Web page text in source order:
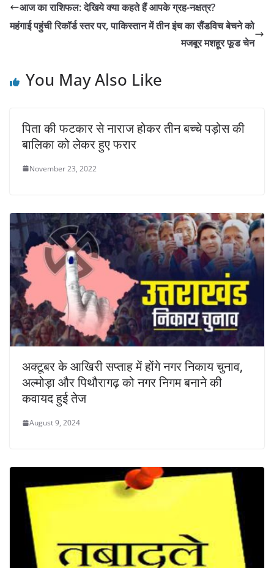
आज का राशिफल: देखिये क्या कहते हैं आपके ग्रह-नक्षत्र?
महंगाई पहुंची रिकॉर्ड स्तर पर, पाकिस्तान में तीन इंच का सैंडविच बेचने को
मजबूर मशहूर फूड चेन
You May Also Like
पिता की फटकार से नाराज होकर तीन बच्चे पड़ोस की
बालिका को लेकर हुए फरार
November 23, 2022
अक्टूबर के आखिरी सप्ताह में होंगे नगर निकाय चुनाव,
अल्मोड़ा और पिथौरागढ़ को नगर निगम बनाने की
कवायद हुई तेज
August 9, 2024